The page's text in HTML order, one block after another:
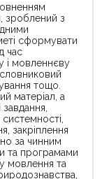
зроблений з
сформувати
час
і мовленнєву
тощо.
матеріал, а
завдання,
закріплення
за чинним
та програмами
мовлення та